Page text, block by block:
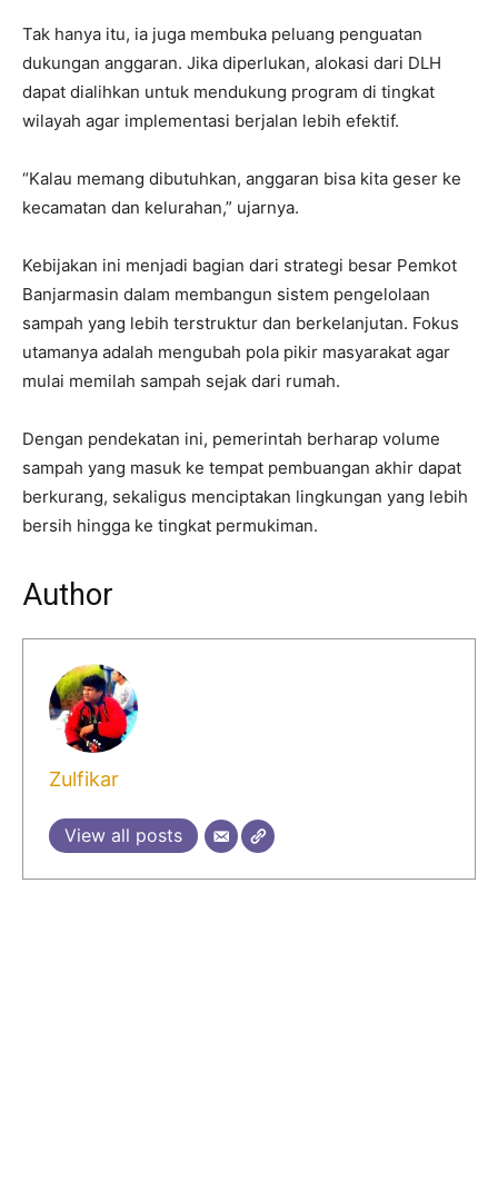
Tak hanya itu, ia juga membuka peluang penguatan
dukungan anggaran. Jika diperlukan, alokasi dari DLH
dapat dialihkan untuk mendukung program di tingkat
wilayah agar implementasi berjalan lebih efektif.
“Kalau memang dibutuhkan, anggaran bisa kita geser ke
kecamatan dan kelurahan,” ujarnya.
Kebijakan ini menjadi bagian dari strategi besar Pemkot
Banjarmasin dalam membangun sistem pengelolaan
sampah yang lebih terstruktur dan berkelanjutan. Fokus
utamanya adalah mengubah pola pikir masyarakat agar
mulai memilah sampah sejak dari rumah.
Dengan pendekatan ini, pemerintah berharap volume
sampah yang masuk ke tempat pembuangan akhir dapat
berkurang, sekaligus menciptakan lingkungan yang lebih
bersih hingga ke tingkat permukiman.
Author
Zulfikar
View all posts